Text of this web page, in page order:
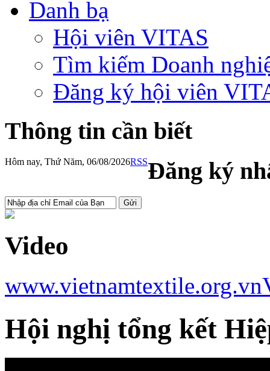
Danh bạ
Hội viên VITAS
Tìm kiếm Doanh
Đăng ký hội viên
Thông tin cần biết
Hôm nay, Thứ Năm, 06/08/2026RSSĐăng ký
Video
www.vietnamtextile.org.vn
Hội nghị tổng kết